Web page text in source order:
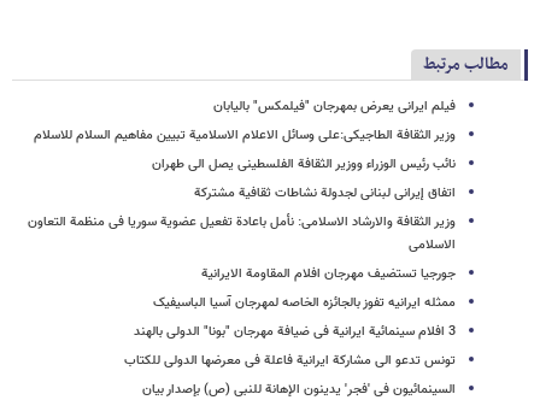
مطالب مرتبط
فیلم ایرانی یعرض بمهرجان "فیلمکس" بالیابان
وزیر الثقافة الطاجیکی:علی وسائل الاعلام الاسلامیة تبیین مفاهیم السلام للاسلام
نائب رئیس الوزراء ووزیر الثقافة الفلسطینی یصل الی طهران
اتفاق إیرانی لبنانی لجدولة نشاطات ثقافیة مشترکة
وزیر الثقافة والارشاد الاسلامی: نأمل باعادة تفعیل عضویة سوریا فی منظمة التعاون
الاسلامی
جورجیا تستضیف مهرجان افلام المقاومة الایرانیة
ممثله ایرانیه تفوز بالجائزه الخاصه لمهرجان آسیا الباسیفیک
3 افلام سینمائیة ایرانیة فی ضیافة مهرجان "بونا" الدولی بالهند
تونس تدعو الی مشارکة ایرانیة فاعلة فی معرضها الدولی للکتاب
السینمائیون فی 'فجر' یدینون الإهانة للنبی (ص) بإصدار بیان